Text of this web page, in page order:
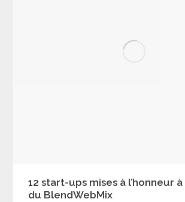
12 start-ups mises à l’honneur
du BlendWebMix